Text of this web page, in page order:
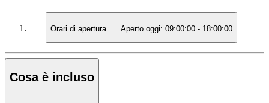
Orari di apertura Aperto oggi: 09:00:00 - 18:00:00
Cosa è incluso